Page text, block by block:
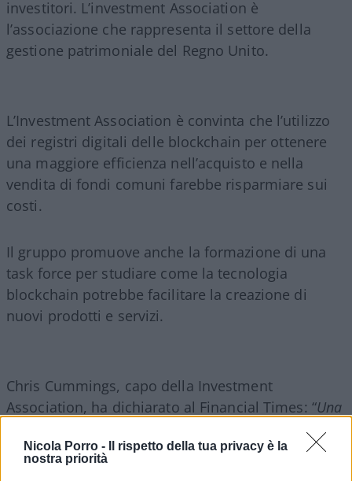
Nicola Porro -
Il rispetto della tua privacy è la
nostra priorità
investitori. L’investment Association è
l’associazione che rappresenta il settore della
gestione patrimoniale del Regno Unito.
L’Investment Association è convinta che l’utilizzo
dei registri digitali delle blockchain per ottenere
una maggiore efficienza nell’acquisto e nella
vendita di fondi comuni farebbe risparmiare sui
costi.
Il gruppo promuove anche la formazione di una
task force per studiare come la tecnologia
blockchain potrebbe facilitare la creazione di
nuovi prodotti e servizi.
Chris Cummings, capo della Investment
Association, ha dichiarato al Financial Times: “Una
maggiore innovazione aumenterà la competitività
complessiva dell’industria dei fondi del Regno Unito e
migliorerà i costi, l’efficienza e la qualità